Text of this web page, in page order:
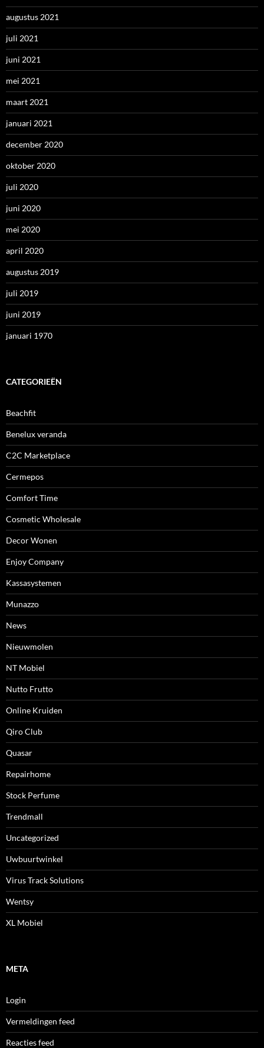
augustus 2021
juli 2021
juni 2021
mei 2021
maart 2021
januari 2021
december 2020
oktober 2020
juli 2020
juni 2020
mei 2020
april 2020
augustus 2019
juli 2019
juni 2019
januari 1970
CATEGORIEËN
Beachfit
Benelux veranda
C2C Marketplace
Cermepos
Comfort Time
Cosmetic Wholesale
Decor Wonen
Enjoy Company
Kassasystemen
Munazzo
News
Nieuwmolen
NT Mobiel
Nutto Frutto
Online Kruiden
Qiro Club
Quasar
Repairhome
Stock Perfume
Trendmall
Uncategorized
Uwbuurtwinkel
Virus Track Solutions
Wentsy
XL Mobiel
META
Login
Vermeldingen feed
Reacties feed